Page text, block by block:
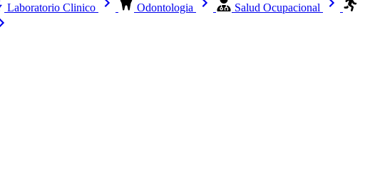
Laboratorio Clinico Odontologia
Salud Ocupacional